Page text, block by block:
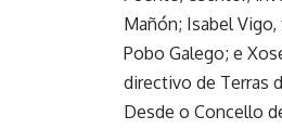
Mañón; Isabel
Pobo Galego; e
directivo de Terras
Desde o Concello